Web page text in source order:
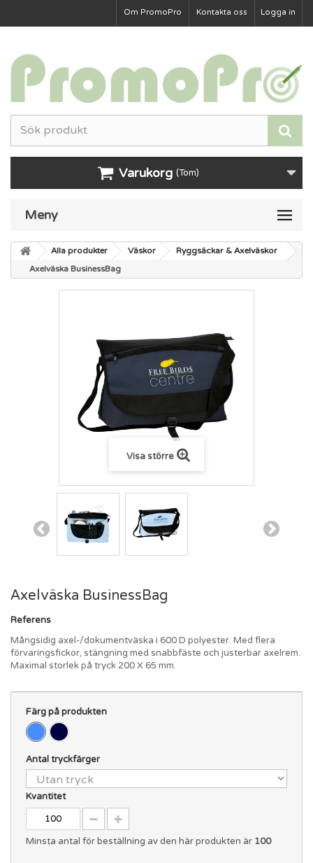
Logga in
Kontakta oss
Om PromoPro
Varukorg (Tom)
Meny
Alla produkter Väskor
Ryggsäckar & Axelväskor
Axelväska BusinessBag
Visa större
Axelväska BusinessBag
Referens
Mångsidig axel-/dokumentväska i 600 D polyester. Med flera
förvaringsfickor, stängning med snabbfäste och justerbar axelrem.
Maximal storlek på tryck 200 X 65 mm.
Färg på produkten
Antal tryckfärger
Kvantitet
Minsta antal för beställning av den här produkten är 100